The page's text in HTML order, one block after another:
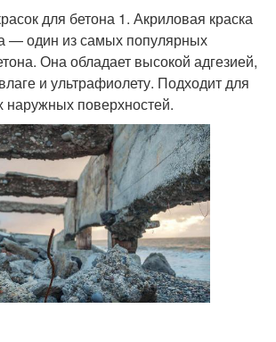
для бетона 1. Акриловая краска
— один из самых популярных
Она обладает высокой адгезией,
и ультрафиолету. Подходит для
наружных поверхностей.